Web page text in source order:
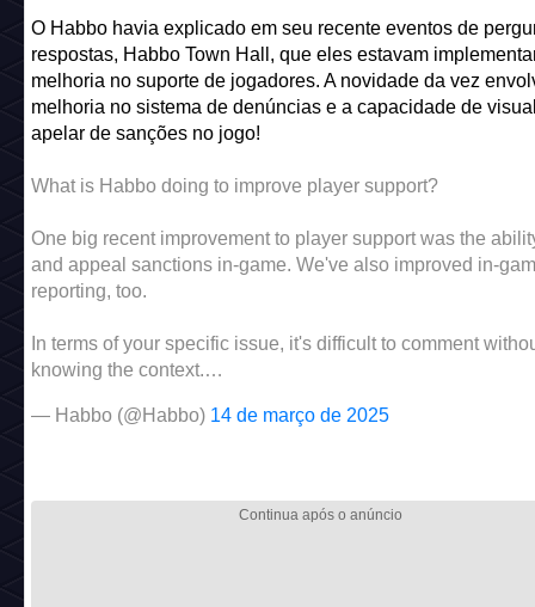
O Habbo havia explicado em seu recente eventos de
respostas, Habbo Town Hall, que eles estavam
melhoria no suporte de jogadores. A novidade da vez
melhoria no sistema de denúncias e a capacidade de
apelar de sanções no jogo!
What is Habbo doing to improve player support?
One big recent improvement to player support was the
and appeal sanctions in-game. We've also improved in-
reporting, too.
In terms of your specific issue, it's difficult to comment
knowing the context.…
— Habbo (@Habbo) 14 de março de 2025